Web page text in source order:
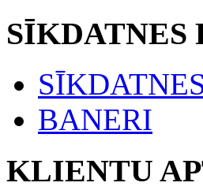
BANERI
KLIENTU